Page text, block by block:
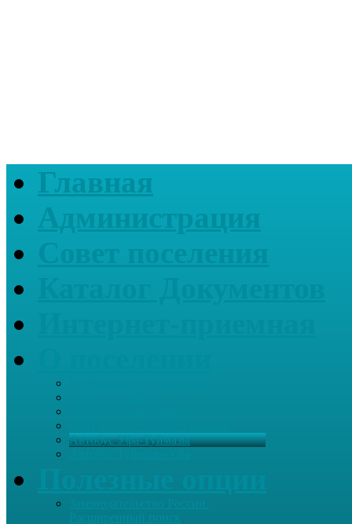
Главная
Администрация
Автобус Уфа-Туймазы